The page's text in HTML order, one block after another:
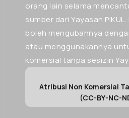
orang lain selama
sumber dari Yayasan
boleh mengubahnya
atau menggunakannya
komersial tanpa sesizin
Atribusi Non Komersial
(CC-BY-NC-